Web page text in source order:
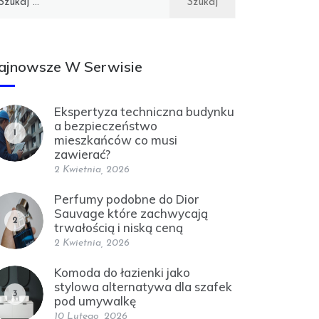
W Serwisie
1
Ekspertyza techniczna budynku
a bezpieczeństwo
mieszkańców co musi
zawierać?
2 Kwietnia, 2026
2
Perfumy podobne do Dior
Sauvage które zachwycają
trwałością i niską ceną
2 Kwietnia, 2026
3
Komoda do łazienki jako
stylowa alternatywa dla szafek
pod umywalkę
10 Lutego, 2026